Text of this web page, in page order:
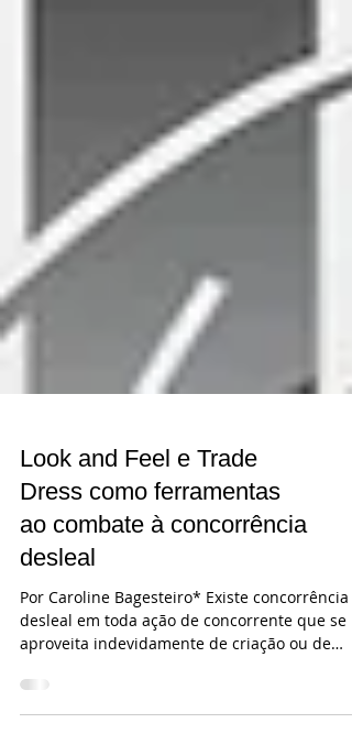
Look and Feel e Trade
Dress como ferramentas
ao combate à concorrência
desleal
Por Caroline Bagesteiro* Existe concorrência
desleal em toda ação de concorrente que se